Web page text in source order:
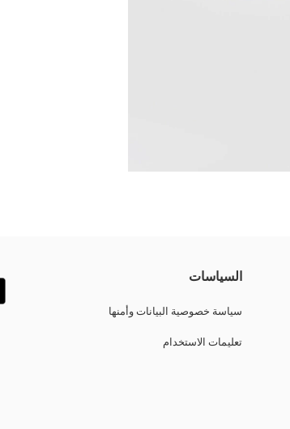
السياسات
سياسة خصوصية البيانات وأمنها
تعليمات الاستخدام